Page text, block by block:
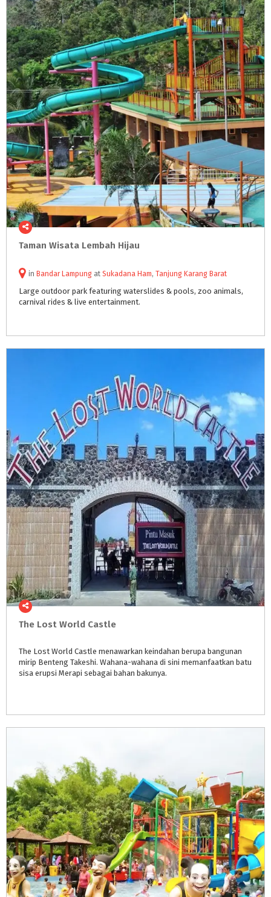
Taman Wisata Lembah Hijau
in Bandar Lampung at Sukadana Ham, Tanjung Karang Barat
Large outdoor park featuring waterslides & pools, zoo animals,
carnival rides & live entertainment.
The Lost World Castle
The Lost World Castle menawarkan keindahan berupa bangunan
mirip Benteng Takeshi. Wahana-wahana di sini memanfaatkan batu
sisa erupsi Merapi sebagai bahan bakunya.